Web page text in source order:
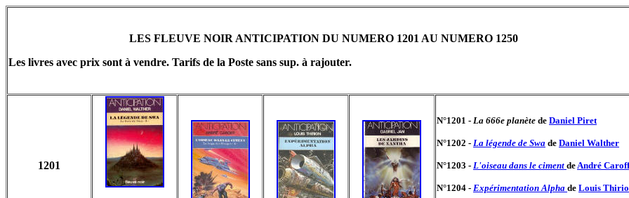
LES FLEUVE NOIR ANTICIPATION DU NUMERO 1201 AU NUMERO 1250
Les livres avec prix sont à vendre. Tarifs de la Poste sans sup. à rajouter.
1201
N°1201 - La 666e planète de Daniel Piret
N°1202 - La légende de Swa de Daniel Walther
N°1203 - L'oiseau dans le ciment deAndré Caroff
N°1204 - Expérimentation Alpha de Louis